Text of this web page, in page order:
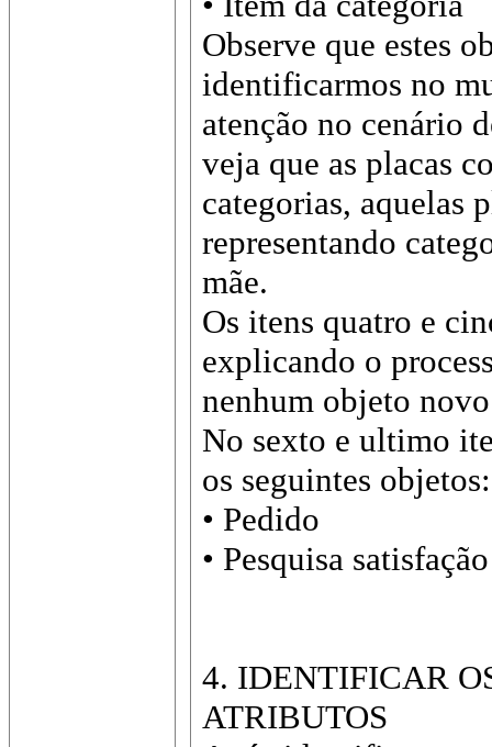
Observe que estes
identificarmos no
atenção no cenário
veja que as placas
categorias, aquelas
representando
mãe.
Os itens quatro e
explicando o
nenhum objeto
No sexto e ultimo
os seguintes objetos:
• Pedido
• Pesquisa satisfação
4. IDENTIFICAR
ATRIBUTOS